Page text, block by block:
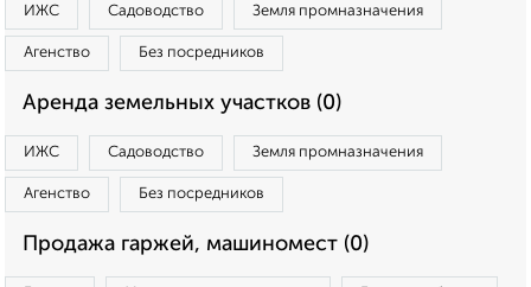
ИЖС Садоводство Земля промназначения
Агенство Без посредников
Аренда земельных участков (0)
ИЖС Садоводство Земля промназначения
Агенство Без посредников
Продажа гаржей, машиномест (0)